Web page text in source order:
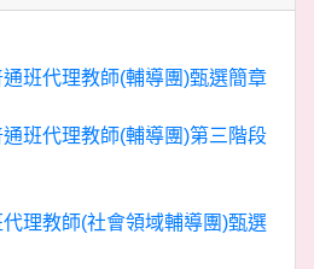
班代理教師(輔導團)甄選簡章
班代理教師(輔導團)第三階段
理教師(社會領域輔導團)甄選